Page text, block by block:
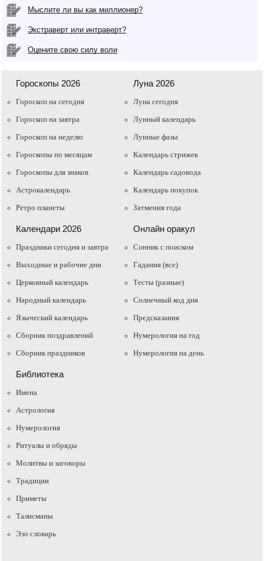
Мыслите ли вы как миллионер?
Экстраверт или интраверт?
Оцените свою силу воли
Гороскопы 2026
Гороскоп на сегодня
Гороскоп на завтра
Гороскоп на неделю
Гороскопы по месяцам
Гороскопы для знаков
Астрокалендарь
Ретро планеты
Луна 2026
Луна сегодня
Лунный календарь
Лунные фазы
Календарь стрижек
Календарь садовода
Календарь покупок
Затмения года
Календари 2026
Праздники сегодня и завтра
Выходные и рабочие дни
Церковный календарь
Народный календарь
Языческий календарь
Сборник поздравлений
Сборник праздников
Онлайн оракул
Cонник с поиском
Гадания (все)
Тесты (разные)
Солнечный код дня
Предсказания
Нумерология на год
Нумерология на день
Библиотека
Имена
Астрология
Нумерология
Ритуалы и обряды
Молитвы и заговоры
Традиции
Приметы
Талисманы
Эзо словарь